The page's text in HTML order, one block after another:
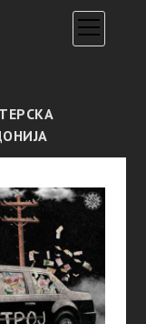
open
menu